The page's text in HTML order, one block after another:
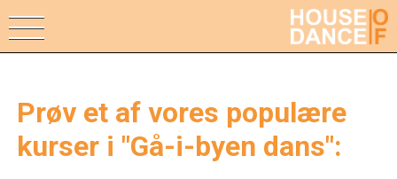
Prøv et af vores populære
kurser i "Gå-i-byen dans":